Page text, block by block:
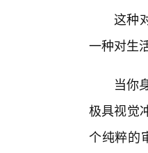
这种
一种对生
当你
极具视觉
个纯粹的